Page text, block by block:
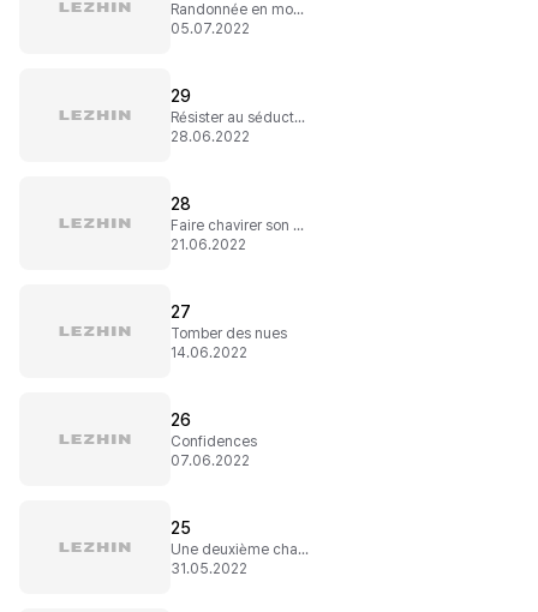
Randonnée en montagne
05.07.2022
29
Résister au séducteur
28.06.2022
28
Faire chavirer son cœur
21.06.2022
27
Tomber des nues
14.06.2022
26
Confidences
07.06.2022
25
Une deuxième chance ?
31.05.2022